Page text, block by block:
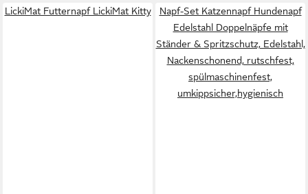
LickiMat Futternapf LickiMat Kitty
Napf-Set Katzennapf Hundenapf
Edelstahl Doppelnäpfe mit
Ständer & Spritzschutz, Edelstahl,
Nackenschonend, rutschfest,
spülmaschinenfest,
umkippsicher,hygienisch